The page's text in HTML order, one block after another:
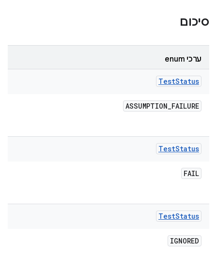
סיכום
ערכי enum
TestStatus
ASSUMPTION_FAILURE
TestStatus
FAIL
TestStatus
IGNORED